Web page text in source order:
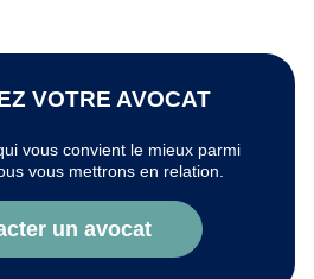
VOTRE AVOCAT
vous convient le mieux parmi
vous mettrons en relation.
un avocat